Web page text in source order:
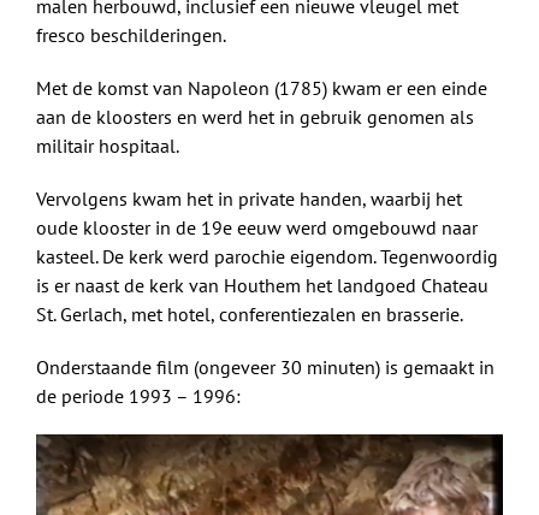
malen herbouwd, inclusief een nieuwe vleugel met
fresco beschilderingen.
Met de komst van Napoleon (1785) kwam er een einde
aan de kloosters en werd het in gebruik genomen als
militair hospitaal.
Vervolgens kwam het in private handen, waarbij het
oude klooster in de 19e eeuw werd omgebouwd naar
kasteel. De kerk werd parochie eigendom. Tegenwoordig
is er naast de kerk van Houthem het landgoed Chateau
St. Gerlach, met hotel, conferentiezalen en brasserie.
Onderstaande film (ongeveer 30 minuten) is gemaakt in
de periode 1993 – 1996: